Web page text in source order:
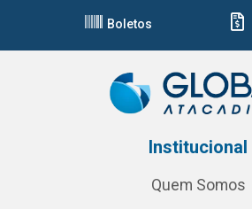
Boletos
Institucional
Quem Somos